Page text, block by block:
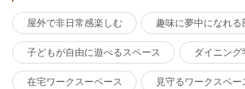
屋外で非日常感楽しむ 趣味に夢中になれる
子どもが自由に遊べるスペース ダイニング
在宅ワークスーペース 見守るワークスペー